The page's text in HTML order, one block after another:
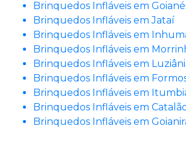
Brinquedos Infláveis em
Brinquedos Infláveis em Jataí
Brinquedos Infláveis em
Brinquedos Infláveis em
Brinquedos Infláveis em
Brinquedos Infláveis em
Brinquedos Infláveis em
Brinquedos Infláveis em
Brinquedos Infláveis em